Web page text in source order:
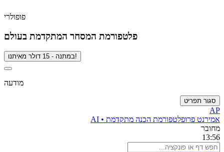
פופולרי
פלטפורמת המסחר המתקדמת בעולם
במתנה - 15 דולר מאיתנו!
מודעה
סגור תפריט
AP
אמירנט פרופלטפורמת הכנה מתקדמת • AI
מחובר
13:56